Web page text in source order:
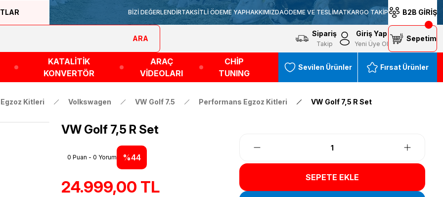
BİZİ DEĞERLENDİRTAKSİTLİ ÖDEME YAPHAKKIMIZDAÖDEME VE TESLİMATKARGO TAKİP B2B GİRİŞ
ARA
Sipariş
Takip
Giriş Yap
Yeni Üye Ol
Sepetim
KATALİTİK
KONVERTÖR
ARAÇ
VİDEOLARI
CHİP
TUNING
Sevilen Ürünler Fırsat Ürünler
Kitleri Volkswagen VW Golf 7.5 Performans Egzoz Kitleri VW Golf 7,5 R Set
VW Golf 7,5 R Set
0 Puan - 0 Yorum %44
24.999,00 TL SEPETE EKLE